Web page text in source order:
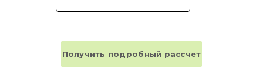
Получить подробный рассчет